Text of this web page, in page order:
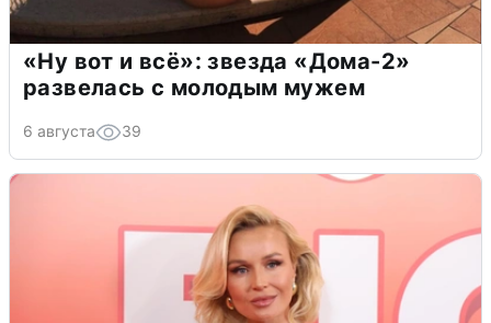
«Ну вот и всё»: звезда «Дома-2»
развелась с молодым мужем
6 августа 39